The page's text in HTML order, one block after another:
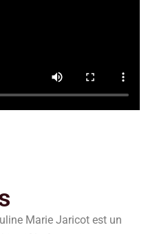
Marie Jaricot est un